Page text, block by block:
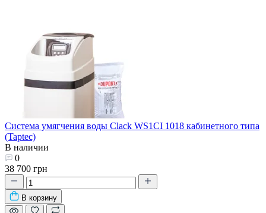
Система умягчения воды Clack WS1CI 1018 кабинетного типа
(Taptec)
В наличии
0
38 700 грн
В корзину